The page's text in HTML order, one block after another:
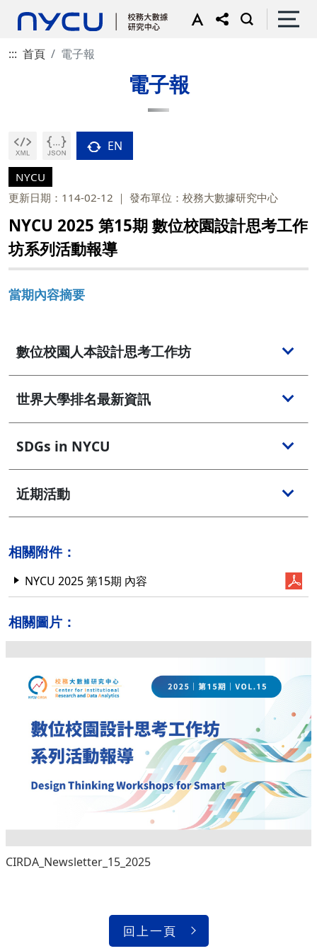
::: 首頁 電子報
電子報
EN
NYCU
更新日期：114-02-12
發布單位：校務大數據研究中心
NYCU 2025 第15期 數位校園設計思考工作
坊系列活動報導
當期內容摘要
數位校園人本設計思考工作坊
世界大學排名最新資訊
SDGs in NYCU
近期活動
相關附件：
NYCU 2025 第15期 內容
相關圖片：
CIRDA_Newsletter_15_2025
回上一頁